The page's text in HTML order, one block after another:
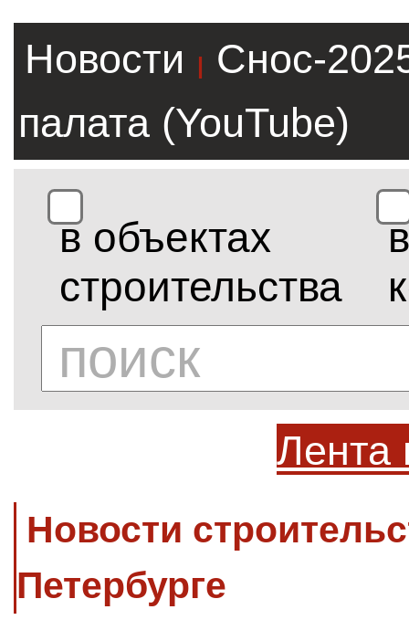
Новости |
Снос-
палата (YouTube)
в объектах
строительства
в
Лента
Новости
Петербурге